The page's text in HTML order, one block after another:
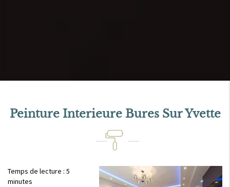
Peinture Interieure Bures Sur Yvette
Temps de lecture : 5
minutes